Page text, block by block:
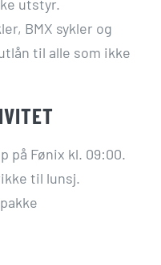
utstyr.
BMX sykler og
til alle som ikke
på Fønix kl. 09:00.
til lunsj.